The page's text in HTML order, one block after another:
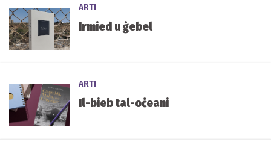
ARTI
Irmied u ġebel
ARTI
Il-bieb tal-oċeani